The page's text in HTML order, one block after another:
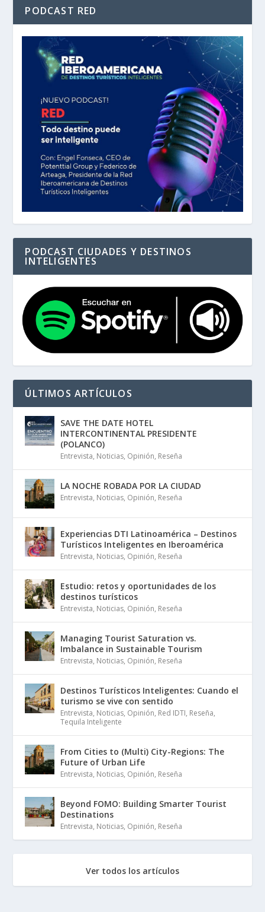
PODCAST RED
PODCAST CIUDADES Y DESTINOS
INTELIGENTES
ÚLTIMOS ARTÍCULOS
SAVE THE DATE HOTEL
INTERCONTINENTAL PRESIDENTE
(POLANCO)
Entrevista, Noticias, Opinión, Reseña
LA NOCHE ROBADA POR LA CIUDAD
Entrevista, Noticias, Opinión, Reseña
Experiencias DTI Latinoamérica – Destinos
Turísticos Inteligentes en Iberoamérica
Entrevista, Noticias, Opinión, Reseña
Estudio: retos y oportunidades de los
destinos turísticos
Entrevista, Noticias, Opinión, Reseña
Managing Tourist Saturation vs.
Imbalance in Sustainable Tourism
Entrevista, Noticias, Opinión, Reseña
Destinos Turísticos Inteligentes: Cuando el
turismo se vive con sentido
Entrevista, Noticias, Opinión, Red IDTI, Reseña,
Tequila Inteligente
From Cities to (Multi) City-Regions: The
Future of Urban Life
Entrevista, Noticias, Opinión, Reseña
Beyond FOMO: Building Smarter Tourist
Destinations
Entrevista, Noticias, Opinión, Reseña
Ver todos los artículos